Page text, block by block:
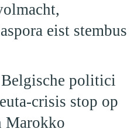
eist stembus
politici
crisis stop op
Marokko